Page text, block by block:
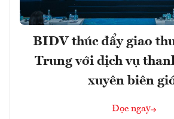
BIDV thúc đẩy giao
Trung với dịch vụ
xuyên biên
Đọc ngay